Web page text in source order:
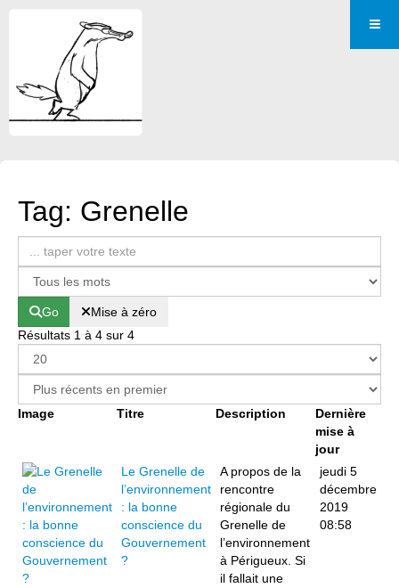
Tag: Grenelle
Go
Mise à zéro
Résultats 1 à 4 sur 4
Image Titre Description
Dernière
mise à
jour
Le Grenelle de
l’environnement
: la bonne
conscience du
Gouvernement
?
A propos de la
rencontre
régionale du
Grenelle de
l’environnement
à Périgueux. Si
il fallait une
jeudi 5
décembre
2019
08:58